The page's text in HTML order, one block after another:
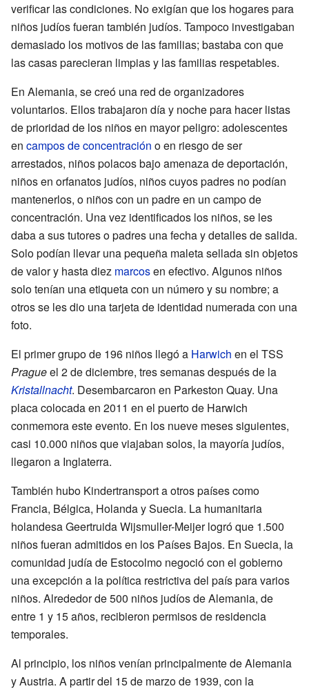
verificar las condiciones. No exigían que los hogares para
niños judíos fueran también judíos. Tampoco investigaban
demasiado los motivos de las familias; bastaba con que
las casas parecieran limpias y las familias respetables.
En Alemania, se creó una red de organizadores
voluntarios. Ellos trabajaron día y noche para hacer listas
de prioridad de los niños en mayor peligro: adolescentes
en campos de concentración o en riesgo de ser
arrestados, niños polacos bajo amenaza de deportación,
niños en orfanatos judíos, niños cuyos padres no podían
mantenerlos, o niños con un padre en un campo de
concentración. Una vez identificados los niños, se les
daba a sus tutores o padres una fecha y detalles de salida.
Solo podían llevar una pequeña maleta sellada sin objetos
de valor y hasta diez marcosen efectivo. Algunos niños
solo tenían una etiqueta con un número y su nombre; a
otros se les dio una tarjeta de identidad numerada con una
foto.
El primer grupo de 196 niños llegó a Harwich en el TSS
Pragueel 2 de diciembre, tres semanas después de la
Kristallnacht. Desembarcaron en Parkeston Quay. Una
placa colocada en 2011 en el puerto de Harwich
conmemora este evento. En los nueve meses siguientes,
casi 10.000 niños que viajaban solos, la mayoría judíos,
llegaron a Inglaterra.
También hubo Kindertransport a otros países como
Francia, Bélgica, Holanda y Suecia. La humanitaria
holandesa Geertruida Wijsmuller-Meijer logró que 1.500
niños fueran admitidos en los Países Bajos. En Suecia, la
comunidad judía de Estocolmo negoció con el gobierno
una excepción a la política restrictiva del país para varios
niños. Alrededor de 500 niños judíos de Alemania, de
entre 1 y 15 años, recibieron permisos de residencia
temporales.
Al principio, los niños venían principalmente de Alemania
y Austria. A partir del 15 de marzo de 1939, con la